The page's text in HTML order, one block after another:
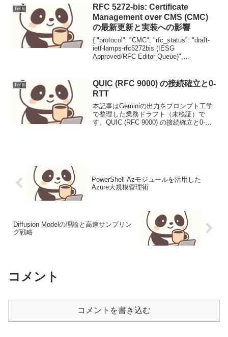
ついて解説します。DevOpsの観点か...
Tech
RFC 5272-bis: Certificate
Management over CMS (CMC)
の最新更新と実装への影響
{ "protocol": "CMC", "rfc_status": "draft-
ietf-lamps-rfc5272bis (IESG
Approved/RFC Editor Queue)",
Tech
QUIC (RFC 9000) の接続確立と0-
RTT
本記事はGeminiの出力をプロンプト工学
で整理した業務ドラフト（未検証）で
す。QUIC (RFC 9000) の接続確立と0-
PowerShell Azモジュールを活用した
Azure大規模管理術
Diffusion Modelの理論と高速サンプリン
グ戦略
コメント
コメントを書き込む